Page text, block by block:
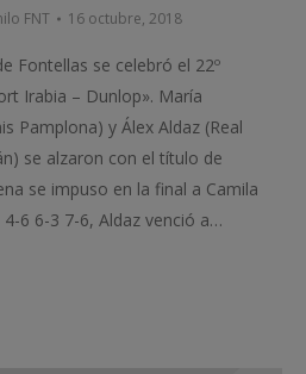
FNT 16 octubre, 2018
Fontellas se celebró el 22º
Irabia – Dunlop». María
Pamplona) y Álex Aldaz (Real
se alzaron con el título de
se impuso en la final a Camila
6 6-3 7-6, Aldaz venció a…